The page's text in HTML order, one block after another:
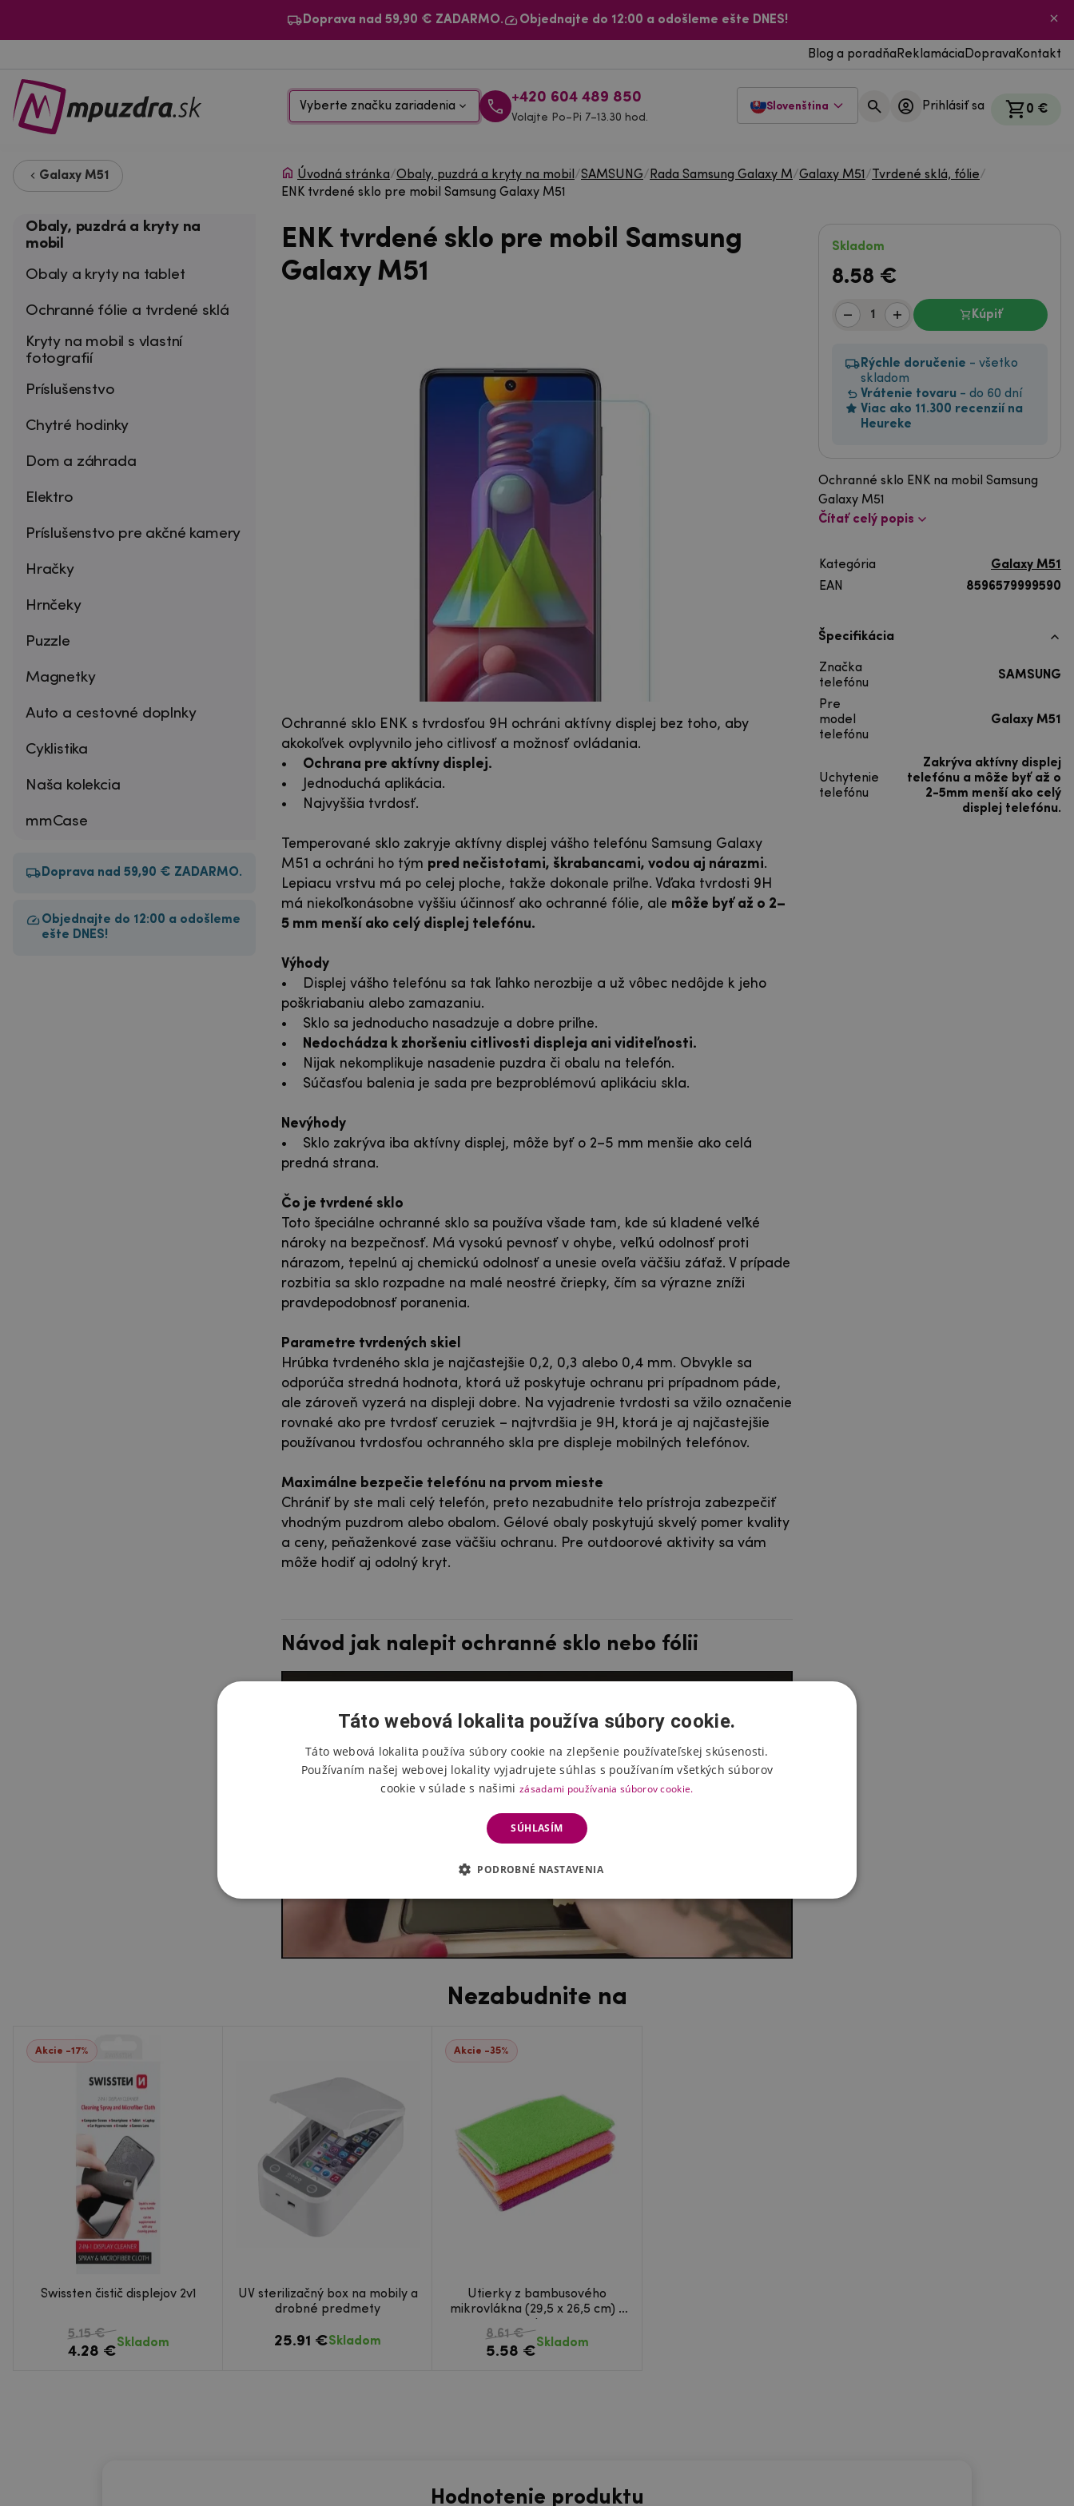
Doprava nad 59,90 € ZADARMO. Objednajte do 12:00 a odošleme ešte DNES!
Blog a poradňa Reklamácia Doprava Kontakt
Vyberte značku zariadenia
+420 604 489 850
Volajte Po–Pi 7–13.30 hod.
Slovenština Prihlásiť sa 0 €
Galaxy M51
Obaly, puzdrá a kryty na
mobil
Obaly a kryty na tablet
Ochranné fólie a tvrdené sklá
Kryty na mobil s vlastní
fotografií
Príslušenstvo
Chytré hodinky
Dom a záhrada
Elektro
Príslušenstvo pre akčné kamery
Hračky
Hrnčeky
Puzzle
Magnetky
Auto a cestovné doplnky
Cyklistika
Naša kolekcia
mmCase
Doprava nad 59,90 € ZADARMO.
Objednajte do 12:00 a odošleme
ešte DNES!
Úvodná stránka/Obaly, puzdrá a kryty na mobil /SAMSUNG/ Rada Samsung Galaxy M/Galaxy M51 / Tvrdené sklá, fólie/
ENK tvrdené sklo pre mobil Samsung Galaxy M51
ENK tvrdené sklo pre mobil Samsung
Galaxy M51
Ochranné sklo ENK s tvrdosťou 9H ochráni aktívny displej bez toho, aby
akokoľvek ovplyvnilo jeho citlivosť a možnosť ovládania.
• Ochrana pre aktívny displej.
• Jednoduchá aplikácia.
• Najvyššia tvrdosť.
Temperované sklo zakryje aktívny displej vášho telefónu Samsung Galaxy
M51 a ochráni ho tým pred nečistotami, škrabancami, vodou aj nárazmi.
Lepiacu vrstvu má po celej ploche, takže dokonale priľne. Vďaka tvrdosti 9H
má niekoľkonásobne vyššiu účinnosť ako ochranné fólie, ale môže byť až o 2–
5 mm menší ako celý displej telefónu.
Výhody
• Displej vášho telefónu sa tak ľahko nerozbije a už vôbec nedôjde k jeho
poškriabaniu alebo zamazaniu.
• Sklo sa jednoducho nasadzuje a dobre priľne.
•
Nedochádza k zhoršeniu citlivosti displeja ani viditeľnosti.
• Nijak nekomplikuje nasadenie puzdra či obalu na telefón.
• Súčasťou balenia je sada pre bezproblémovú aplikáciu skla.
Nevýhody
• Sklo zakrýva iba aktívny displej, môže byť o 2–5 mm menšie ako celá
predná strana.
Čo je tvrdené sklo
Toto špeciálne ochranné sklo sa používa všade tam, kde sú kladené veľké
nároky na bezpečnosť. Má vysokú pevnosť v ohybe, veľkú odolnosť proti
nárazom, tepelnú aj chemickú odolnosť a unesie oveľa väčšiu záťaž. V prípade
rozbitia sa sklo rozpadne na malé neostré čriepky, čím sa výrazne zníži
pravdepodobnosť poranenia.
Parametre tvrdených skiel
Hrúbka tvrdeného skla je najčastejšie 0,2, 0,3 alebo 0,4 mm. Obvykle sa
odporúča stredná hodnota, ktorá už poskytuje ochranu pri prípadnom páde,
ale zároveň vyzerá na displeji dobre. Na vyjadrenie tvrdosti sa vžilo označenie
rovnaké ako pre tvrdosť ceruziek – najtvrdšia je 9H, ktorá je aj najčastejšie
používanou tvrdosťou ochranného skla pre displeje mobilných telefónov.
Maximálne bezpečie telefónu na prvom mieste
Chrániť by ste mali celý telefón, preto nezabudnite telo prístroja zabezpečiť
vhodným puzdrom alebo obalom. Gélové obaly poskytujú skvelý pomer kvality
a ceny, peňaženkové zase väčšiu ochranu. Pre outdoorové aktivity sa vám
môže hodiť aj odolný kryt.
Návod jak nalepit ochranné sklo nebo fólii
Návod jak nalepit ochranné sklo nebo fólii
Skladom
8.58 €
Kúpiť
Rýchle doručenie - všetko
skladom
Vrátenie tovaru - do 60 dní
Viac ako 11.300 recenzií na
Heureke
Ochranné sklo ENK na mobil Samsung
Galaxy M51
Čítať celý popis
Kategória
Galaxy M51
EAN
8596579999590
Špecifikácia
Značka
telefónu
SAMSUNG
Pre
model
telefónu
Galaxy M51
Uchytenie
telefónu
Zakrýva aktívny displej
telefónu a môže byť až o
2-5mm menší ako celý
displej telefónu.
Nezabudnite na
Akcie -17%
Swissten čistič displejov 2v1
5.15 €
4.28 €
Skladom
UV sterilizačný box na mobily a
drobné predmety
25.91 €Skladom
Akcie -35%
Utierky z bambusového
mikrovlákna (29,5 x 26,5 cm) -
8.61 €
5.58 €
Skladom
Hodnotenie produktu
Táto webová lokalita používa súbory cookie.
Táto webová lokalita používa súbory cookie na zlepšenie používateľskej skúsenosti.
Používaním našej webovej lokality vyjadrujete súhlas s používaním všetkých súborov
cookie v súlade s našimi zásadami používania súborov cookie.
SÚHLASÍM
PODROBNÉ NASTAVENIA